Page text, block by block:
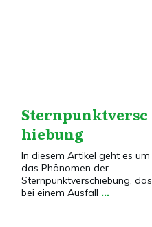
Sternpunktversc
hiebung
In diesem Artikel geht es um
das Phänomen der
Sternpunktverschiebung, das
bei einem Ausfall ...